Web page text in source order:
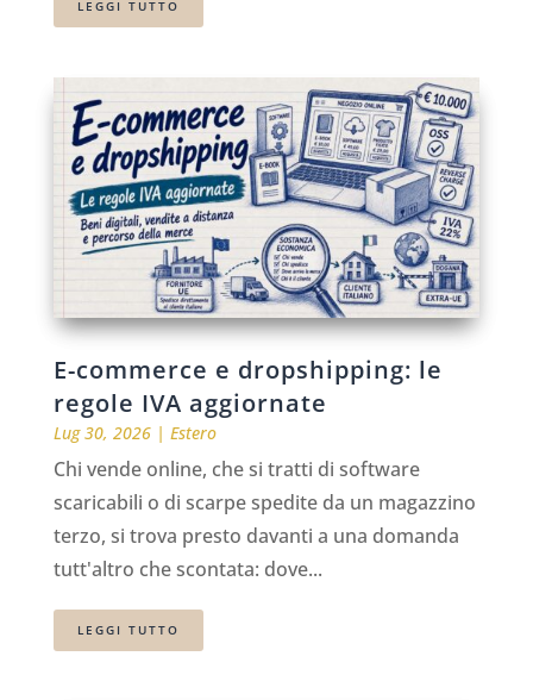
LEGGI TUTTO
E-commerce e dropshipping: le
regole IVA aggiornate
Lug 30, 2026| Estero
Chi vende online, che si tratti di software
scaricabili o di scarpe spedite da un magazzino
terzo, si trova presto davanti a una domanda
tutt'altro che scontata: dove...
LEGGI TUTTO